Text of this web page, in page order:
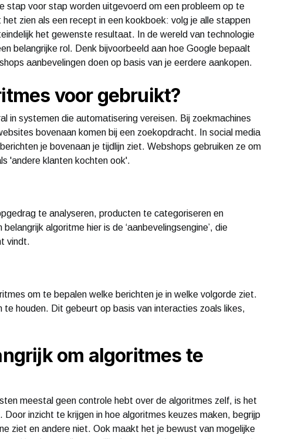
stap voor stap worden uitgevoerd om een probleem op te
zien als een recept in een kookboek: volg je alle stappen
het gewenste resultaat. In de wereld van technologie
belangrijke rol. Denk bijvoorbeeld aan hoe Google bepaalt
aanbevelingen doen op basis van je eerdere aankopen.
voor gebruikt?
in systemen die automatisering vereisen. Bij zoekmachines
bovenaan komen bij een zoekopdracht. In social media
je bovenaan je tijdlijn ziet. Webshops gebruiken ze om
'andere klanten kochten ook'.
te analyseren, producten te categoriseren en
algoritme hier is de ‘aanbevelingsengine’, die
vindt.
om te bepalen welke berichten je in welke volgorde ziet.
houden. Dit gebeurt op basis van interacties zoals likes,
om algoritmes te
meestal geen controle hebt over de algoritmes zelf, is het
inzicht te krijgen in hoe algoritmes keuzes maken, begrijp
ziet en andere niet. Ook maakt het je bewust van mogelijke